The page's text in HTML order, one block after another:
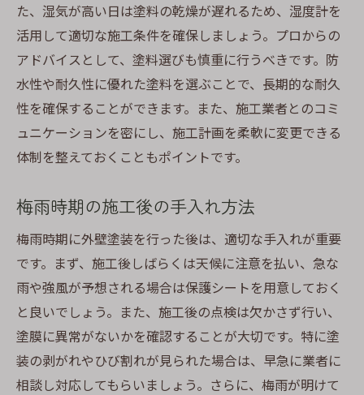
た、湿気が高い日は塗料の乾燥が遅れるため、湿度計を
活用して適切な施工条件を確保しましょう。プロからの
アドバイスとして、塗料選びも慎重に行うべきです。防
水性や耐久性に優れた塗料を選ぶことで、長期的な耐久
性を確保することができます。また、施工業者とのコミ
ュニケーションを密にし、施工計画を柔軟に変更できる
体制を整えておくこともポイントです。
梅雨時期の施工後の手入れ方法
梅雨時期に外壁塗装を行った後は、適切な手入れが重要
です。まず、施工後しばらくは天候に注意を払い、急な
雨や強風が予想される場合は保護シートを用意しておく
と良いでしょう。また、施工後の点検は欠かさず行い、
塗膜に異常がないかを確認することが大切です。特に塗
装の剥がれやひび割れが見られた場合は、早急に業者に
相談し対応してもらいましょう。さらに、梅雨が明けて